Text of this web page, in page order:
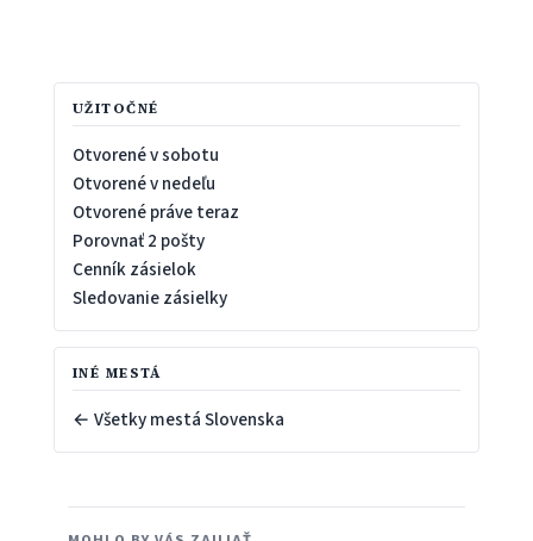
UŽITOČNÉ
Otvorené v sobotu
Otvorené v nedeľu
Otvorené práve teraz
Porovnať 2 pošty
Cenník zásielok
Sledovanie zásielky
INÉ MESTÁ
← Všetky mestá Slovenska